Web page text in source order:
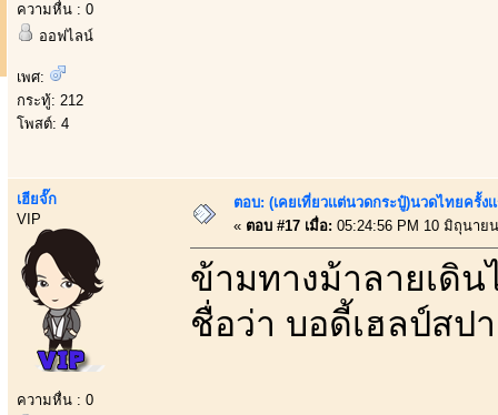
ความหื่น : 0
ออฟไลน์
เพศ:
กระทู้: 212
โพสต์: 4
เฮียจั๊ก
VIP
ความหื่น : 0
ตอบ: (เคยเที่ยวเเต่นวดกระปู๋)นวดไทยครั้ง
« ตอบ #17 เมื่อ: 05:24:56 PM 10 มิถุนาย
ข้ามทางม้าลายเดิน
ชื่อว่า บอดี้เฮลป์สป